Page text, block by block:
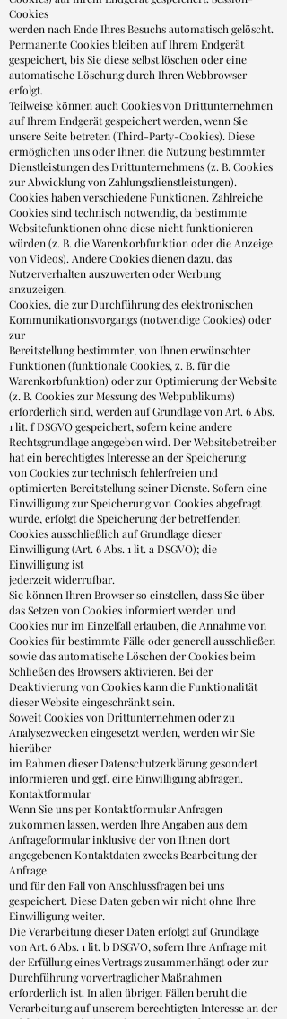
Cookies
werden nach Ende Ihres Besuchs automatisch gelöscht.
Permanente Cookies bleiben auf Ihrem Endgerät
gespeichert, bis Sie diese selbst löschen oder eine
automatische Löschung durch Ihren Webbrowser
erfolgt.
Teilweise können auch Cookies von Drittunternehmen
auf Ihrem Endgerät gespeichert werden, wenn Sie
unsere Seite betreten (Third-Party-Cookies). Diese
ermöglichen uns oder Ihnen die Nutzung bestimmter
Dienstleistungen des Drittunternehmens (z. B. Cookies
zur Abwicklung von Zahlungsdienstleistungen).
Cookies haben verschiedene Funktionen. Zahlreiche
Cookies sind technisch notwendig, da bestimmte
Websitefunktionen ohne diese nicht funktionieren
würden (z. B. die Warenkorbfunktion oder die Anzeige
von Videos). Andere Cookies dienen dazu, das
Nutzerverhalten auszuwerten oder Werbung
anzuzeigen.
Cookies, die zur Durchführung des elektronischen
Kommunikationsvorgangs (notwendige Cookies) oder
zur
Bereitstellung bestimmter, von Ihnen erwünschter
Funktionen (funktionale Cookies, z. B. für die
Warenkorbfunktion) oder zur Optimierung der Website
(z. B. Cookies zur Messung des Webpublikums)
erforderlich sind, werden auf Grundlage von Art. 6 Abs.
1 lit. f DSGVO gespeichert, sofern keine andere
Rechtsgrundlage angegeben wird. Der Websitebetreiber
hat ein berechtigtes Interesse an der Speicherung
von Cookies zur technisch fehlerfreien und
optimierten Bereitstellung seiner Dienste. Sofern eine
Einwilligung zur Speicherung von Cookies abgefragt
wurde, erfolgt die Speicherung der betreffenden
Cookies ausschließlich auf Grundlage dieser
Einwilligung (Art. 6 Abs. 1 lit. a DSGVO); die
Einwilligung ist
jederzeit widerrufbar.
Sie können Ihren Browser so einstellen, dass Sie über
das Setzen von Cookies informiert werden und
Cookies nur im Einzelfall erlauben, die Annahme von
Cookies für bestimmte Fälle oder generell ausschließen
sowie das automatische Löschen der Cookies beim
Schließen des Browsers aktivieren. Bei der
Deaktivierung von Cookies kann die Funktionalität
dieser Website eingeschränkt sein.
Soweit Cookies von Drittunternehmen oder zu
Analysezwecken eingesetzt werden, werden wir Sie
hierüber
im Rahmen dieser Datenschutzerklärung gesondert
informieren und ggf. eine Einwilligung abfragen.
Kontaktformular
Wenn Sie uns per Kontaktformular Anfragen
zukommen lassen, werden Ihre Angaben aus dem
Anfrageformular inklusive der von Ihnen dort
angegebenen Kontaktdaten zwecks Bearbeitung der
Anfrage
und für den Fall von Anschlussfragen bei uns
gespeichert. Diese Daten geben wir nicht ohne Ihre
Einwilligung weiter.
Die Verarbeitung dieser Daten erfolgt auf Grundlage
von Art. 6 Abs. 1 lit. b DSGVO, sofern Ihre Anfrage mit
der Erfüllung eines Vertrags zusammenhängt oder zur
Durchführung vorvertraglicher Maßnahmen
erforderlich ist. In allen übrigen Fällen beruht die
Verarbeitung auf unserem berechtigten Interesse an der
effektiven Bearbeitung der an uns gerichteten Anfragen